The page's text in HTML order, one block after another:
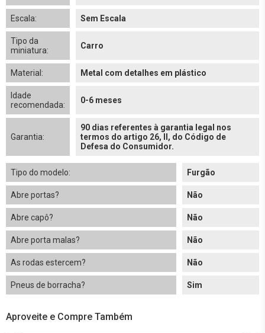
Escala: Sem Escala
Tipo da
miniatura:
Carro
Material: Metal com detalhes em plástico
Idade
recomendada:
0-6 meses
Garantia:
90 dias referentes à garantia legal nos
termos do artigo 26, II, do Código de
Defesa do Consumidor.
Tipo do modelo: Furgão
Abre portas? Não
Abre capô? Não
Abre porta malas? Não
As rodas estercem? Não
Pneus de borracha? Sim
Aproveite e Compre Também